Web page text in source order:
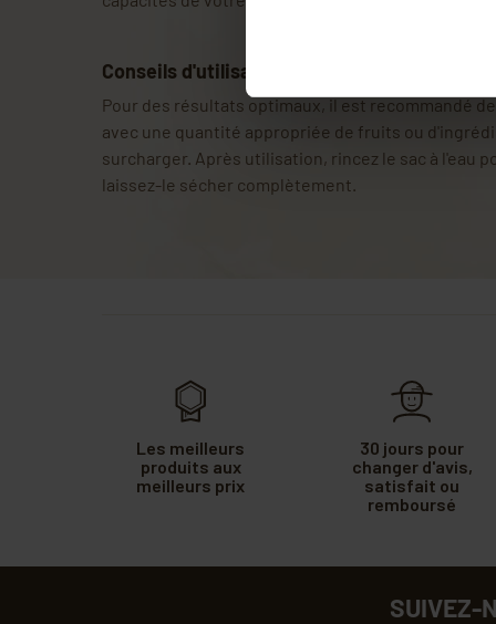
Conseils d'utilisation
Pour des résultats optimaux, il est recommandé
avec une quantité appropriée de fruits ou
surcharger. Après utilisation, rincez le sac à l'eau
laissez-le sécher complètement.
Les meilleurs
produits aux
meilleurs prix
30 jours pour
changer d'avis,
satisfait ou
remboursé
SUIVEZ-